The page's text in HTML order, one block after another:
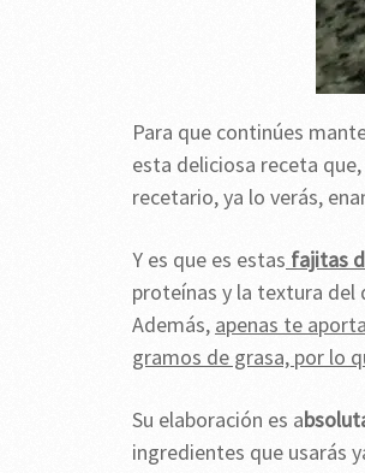
Para que continúes
esta deliciosa receta
recetario, ya lo verás,
Y es que es estas fajitas
proteínas y la textura del
Además, apenas te
gramos de grasa, por lo
Su elaboración es a
ingredientes que usarás